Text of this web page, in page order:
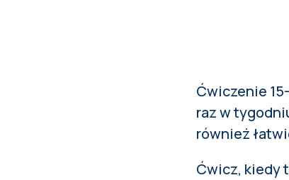
Ćwiczenie
raz w
również
Ćwicz, kiedy